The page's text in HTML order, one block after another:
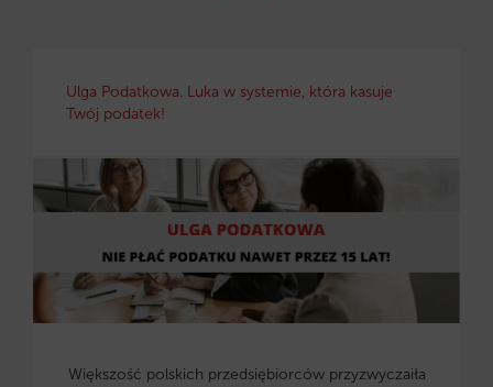
Ulga Podatkowa. Luka w systemie, która kasuje
Twój podatek!
Większość polskich przedsiębiorców przyzwyczaiła